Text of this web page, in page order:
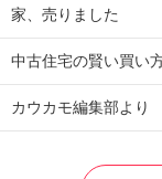
家、売りました
中古住宅の賢い買い
カウカモ編集部より